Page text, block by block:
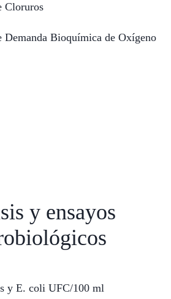
Cloruros
Demanda Bioquímica de Oxígeno
y ensayos
y E. coli UFC/100 ml